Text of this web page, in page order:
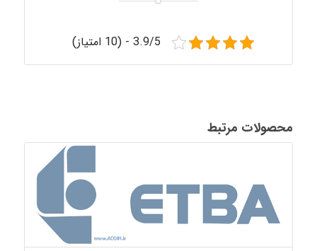
3.9/5 - (10 امتیاز)
محصولات مرتبط